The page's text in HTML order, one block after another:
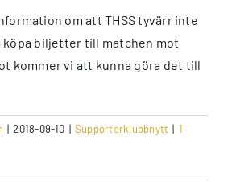
om att THSS tyvärr inte
köpa biljetter till matchen mot
kommer vi att kunna göra det till
| 2018-09-10 | Supporterklubbnytt | 1